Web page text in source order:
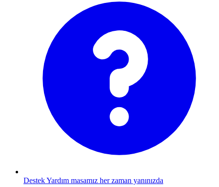
DestekYardım masamız her zaman yanınızda